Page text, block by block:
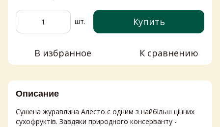
шт. Купить
В избранное К сравнению
Описание
Сушена журавлина Алесто є одним з найбільш цінних
сухофруктів. Завдяки природного консерванту -